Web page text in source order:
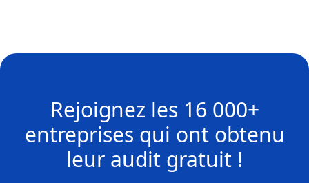
Rejoignez les 16 000+
entreprises qui ont obtenu
leur audit gratuit !